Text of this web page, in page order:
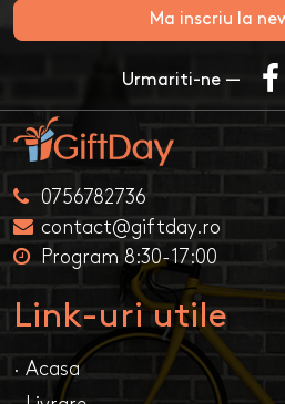
Ma inscriu la
Urmariti-ne —
0756782736
contact@giftday.ro
Program 8:30-17:00
Link-uri utile
· Acasa